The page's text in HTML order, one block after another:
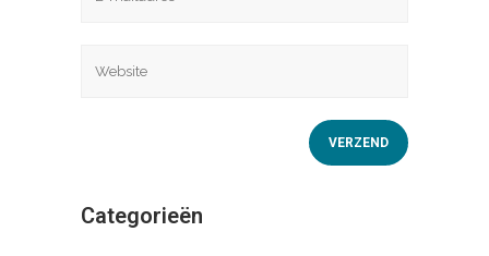
Categorieën